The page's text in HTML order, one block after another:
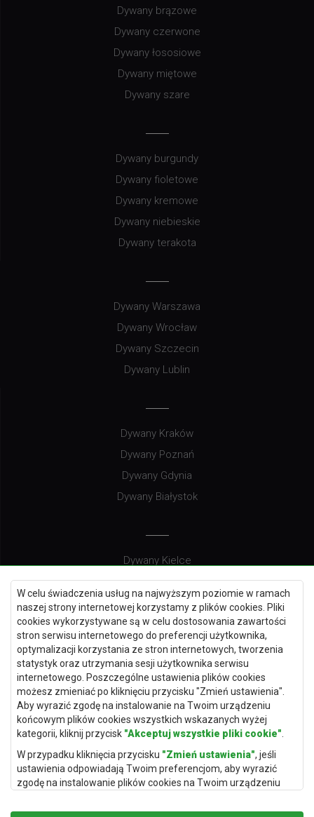
W celu świadczenia usług na najwyższym poziomie w ramach
naszej strony internetowej korzystamy z plików cookies. Pliki
cookies wykorzystywane są w celu dostosowania zawartości
stron serwisu internetowego do preferencji użytkownika,
optymalizacji korzystania ze stron internetowych, tworzenia
statystyk oraz utrzymania sesji użytkownika serwisu
internetowego. Poszczególne ustawienia plików cookies
możesz zmieniać po kliknięciu przycisku "Zmień ustawienia".
Aby wyrazić zgodę na instalowanie na Twoim urządzeniu
końcowym plików cookies wszystkich wskazanych wyżej
kategorii, kliknij przycisk "Akceptuj wszystkie pliki cookie"
W przypadku kliknięcia przycisku "Zmień ustawienia", jeśli
ustawienia odpowiadają Twoim preferencjom, aby wyrazić
zgodę na instalowanie plików cookies na Twoim urządzeniu
"Zapisz i zaakceptuj".
Dywany brązowe
Dywany czerwone
Dywany łososiowe
Dywany miętowe
Dywany szare
Dywany burgundy
Dywany fioletowe
Dywany kremowe
Dywany niebieskie
Dywany terakota
Dywany Warszawa
Dywany Wrocław
Dywany Szczecin
Dywany Lublin
Dywany Kraków
Dywany Poznań
Dywany Gdynia
Dywany Białystok
Dywany Kielce
Dywany Gdańsk
Dywany Toruń
Dywany Bydgoszcz
Dywany Łódź
Dywany Katowice
Dywany Rzeszów
Dywany Częstochowa